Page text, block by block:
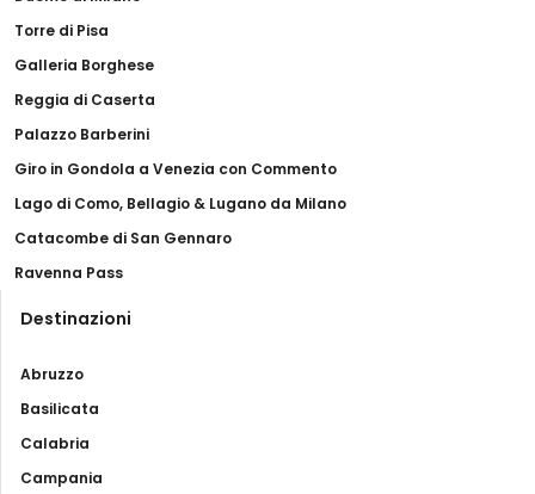
Torre di Pisa
Galleria Borghese
Reggia di Caserta
Palazzo Barberini
Giro in Gondola a Venezia con Commento
Lago di Como, Bellagio & Lugano da Milano
Catacombe di San Gennaro
Ravenna Pass
Destinazioni
Abruzzo
Basilicata
Calabria
Campania